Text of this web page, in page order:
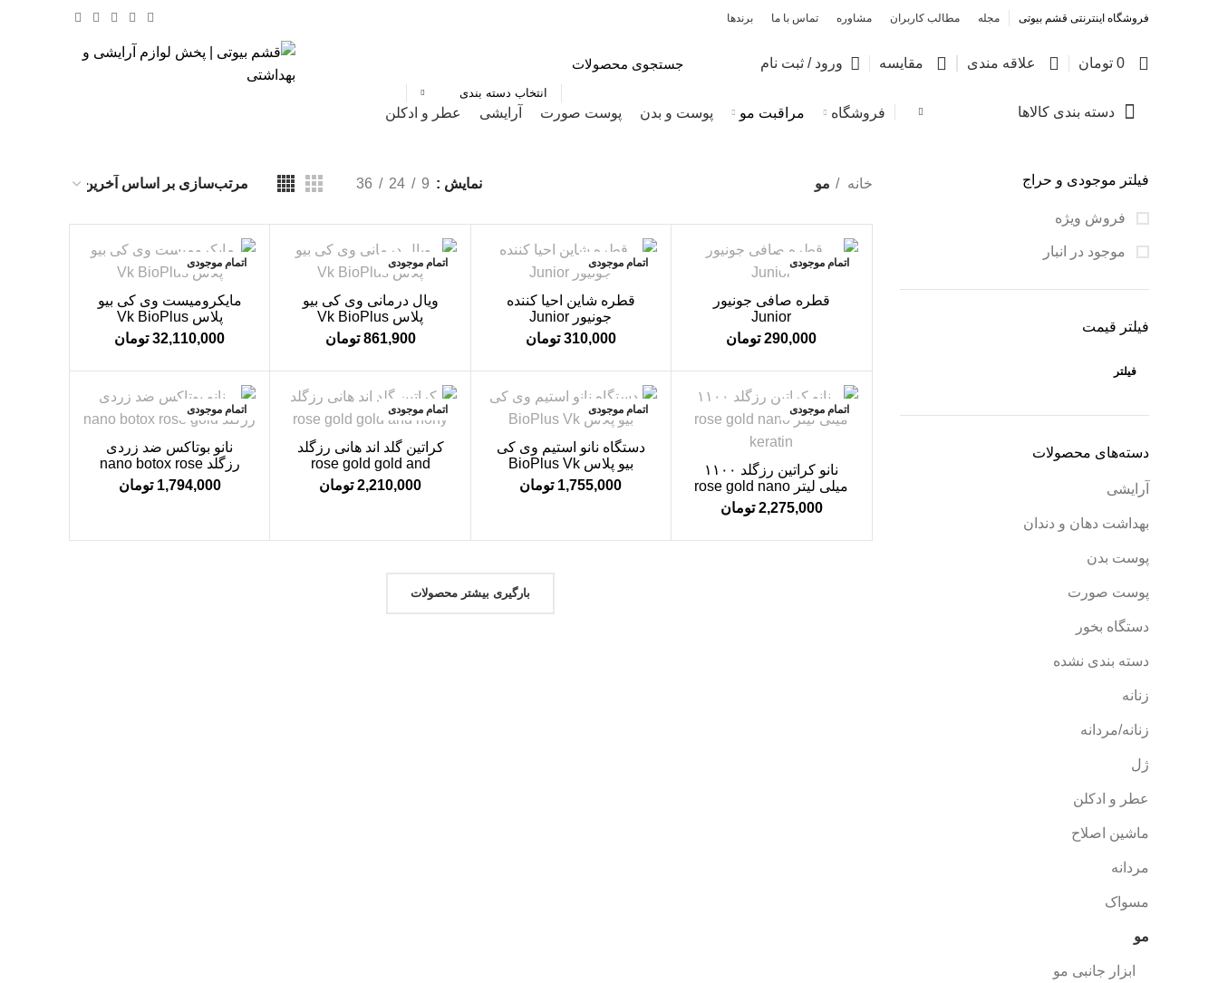
فروشگاه اینترنتی قشم بیوتی مجله مطالب کاربران مشاوره تماس با ما برندها
0 تومان علاقه مندی مقایسه ورود / ثبت نام
انتخاب دسته بندی
دسته بندی کالاها فروشگاه مراقبت مو پوست و بدن پوست صورت آرایشی عطر و ادکلن
فیلتر موجودی و حراج
فروش ویژه
موجود در انبار
فیلتر قیمت
فیلتر
دسته‌های محصولات
آرایشی
بهداشت دهان و دندان
پوست بدن
پوست صورت
دستگاه بخور
دسته بندی نشده
زنانه
زنانه/مردانه
ژل
عطر و ادکلن
ماشین اصلاح
مردانه
مسواک
مو
ابزار جانبی مو
خانه مو نمایش 9
24
36
اتمام موجودی
قطره صافی جونیور
Junior
290,000 تومان
اتمام موجودی
قطره شاین احیا کننده
جونیور Junior
310,000 تومان
اتمام موجودی
ویال درمانی وی کی بیو
پلاس Vk BioPlus
861,900 تومان
اتمام موجودی
مایکرومیست وی کی بیو
پلاس Vk BioPlus
32,110,000 تومان
اتمام موجودی
نانو کراتین رزگلد ۱۱۰۰
میلی لیتر rose gold nano
keratin
2,275,000 تومان
اتمام موجودی
دستگاه نانو استیم وی کی
بیو پلاس BioPlus Vk
1,755,000 تومان
اتمام موجودی
کراتین گلد اند هانی رزگلد
rose gold gold and
hony
2,210,000 تومان
اتمام موجودی
نانو بوتاکس ضد زردی
رزگلد nano botox rose
gold
1,794,000 تومان
بارگیری بیشتر محصولات